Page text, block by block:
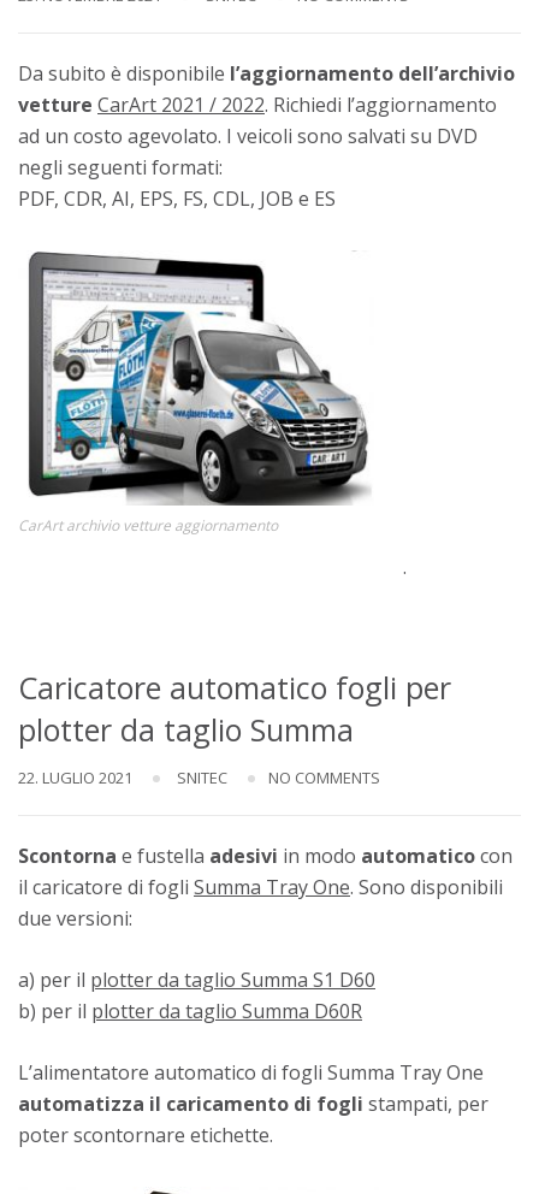
Da subito è disponibile l’aggiornamento dell’archivio
vetture CarArt 2021 / 2022. Richiedi l’aggiornamento
ad un costo agevolato. I veicoli sono salvati su DVD
negli seguenti formati:
PDF, CDR, AI, EPS, FS, CDL, JOB e ES
CarArt archivio vetture aggiornamento
.
Caricatore automatico fogli per
plotter da taglio Summa
22. LUGLIO 2021 SNITEC NO COMMENTS
Scontorna e fustella adesivi in modo automaticocon
il caricatore di fogli Summa Tray One. Sono disponibili
due versioni:
a) per il plotter da taglio Summa S1 D60
b) per il plotter da taglio Summa D60R
L’alimentatore automatico di fogli Summa Tray One
automatizza il caricamento di fogli stampati, per
poter scontornare etichette.